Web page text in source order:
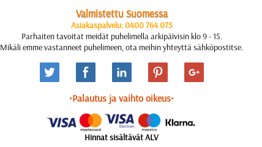
Valmistettu Suomessa
Asiakaspalvelu: 0400 764 075
Parhaiten tavoitat meidät puhelimella arkipäivisin klo 9 - 15.
Mikäli emme vastanneet puhelimeen, ota meihin yhteyttä sähköpostitse.
•Palautus ja vaihto oikeus•
Hinnat sisältävät ALV